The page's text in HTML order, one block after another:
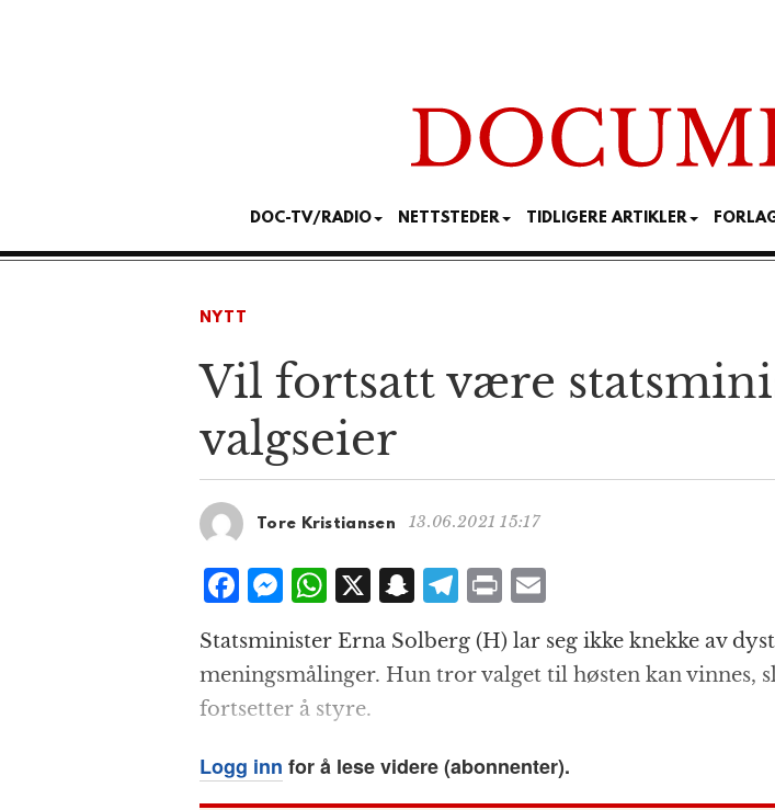
DOC-TV/RADIO NETTSTEDER TIDLIGERE ARTIKLER
NYTT
Vil fortsatt være
valgseier
Tore Kristiansen 13.06.2021 15:17
F
c
e
b
o
o
M
e
ss
e
n
g
e
W
h
at
s
A
p
p
X S
n
a
p
h
at
T
el
e
g
a
m
P
ri
n
t
ai
l
Statsminister Erna Solberg (H) lar seg ikke knekke av
meningsmålinger. Hun tror valget til høsten kan vinnes,
fortsetter å styre.
Logg inn for å lese videre (abonnenter).